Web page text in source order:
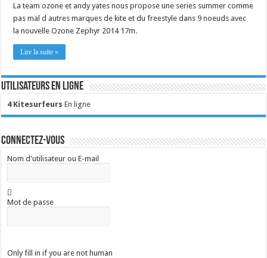
La team ozone et andy yates nous propose une series summer comme
pas mal d autres marques de kite et du freestyle dans 9 noeuds avec
la nouvelle Ozone Zephyr 2014 17m.
Lire la suite »
Utilisateurs en ligne
4 Kitesurfeurs En ligne
Connectez-vous
Nom d'utilisateur ou E-mail
Mot de passe
Only fill in if you are not human